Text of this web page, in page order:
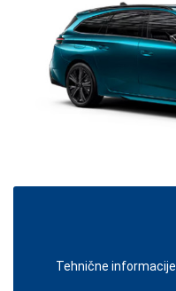
Tehnične informacije